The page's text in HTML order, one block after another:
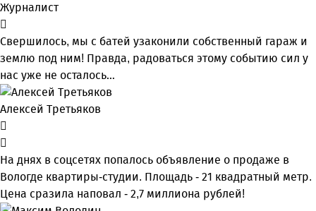
Журналист
Свершилось, мы с батей узаконили собственный гараж и
землю под ним! Правда, радоваться этому событию сил у
нас уже не осталось…
Алексей Третьяков
На днях в соцсетях попалось объявление о продаже в
Вологде квартиры-студии. Площадь - 21 квадратный метр.
Цена сразила наповал - 2,7 миллиона рублей!